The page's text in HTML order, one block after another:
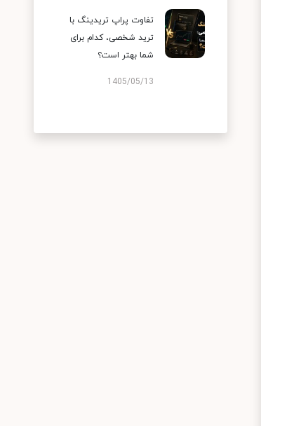
تفاوت پراپ تریدینگ با
ترید شخصی، کدام برای
شما بهتر است؟
1405/05/13